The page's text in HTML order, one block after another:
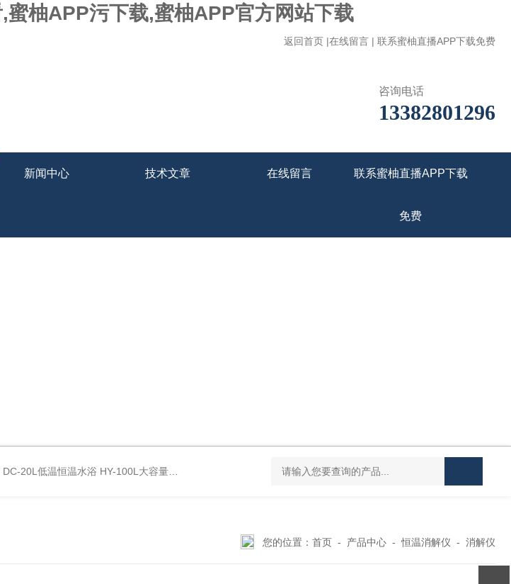
柚APP污下载,蜜柚APP官方网站下载
返回首页 |在线留言 | 联系蜜柚直播APP下载免费
咨询电话
13382801296
新闻中心 技术文章 在线留言 联系蜜柚直播APP下载
免费
DC-20L低温恒温水浴 HY-100L大容量恒温油浴锅 YHJ-20恒温搅拌油浴锅 YHJ-4D四孔四温搅拌油浴锅
您的位置： 首页 - 产品中心 -恒温消解仪 - 消解仪